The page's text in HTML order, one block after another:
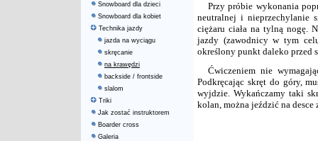
Snowboard dla dzieci
Snowboard dla kobiet
Technika jazdy
jazda na wyciągu
skręcanie
na krawędzi
backside / frontside
slalom
Triki
Jak zostać instruktorem
Boarder cross
Galeria
Przy próbie wykonania
neutralnej i nieprzechylanie
ciężaru ciała na tylną nogę.
jazdy (zawodnicy w tym
określony punkt daleko przed
Ćwiczeniem nie
Podkręcając skręt do góry,
wyjdzie. Wykańczamy taki
kolan, można jeździć na